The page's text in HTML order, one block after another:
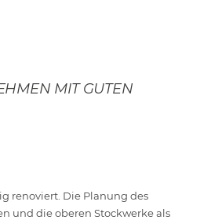
MIT GUTEN
renoviert. Die Planung des
und die oberen Stockwerke als